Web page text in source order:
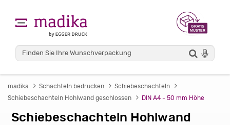
madika Schachteln bedrucken
Schiebeschachteln
Schiebeschachteln Hohlwand geschlossen
DIN A4 - 50 mm Höhe
Schiebeschachteln Hohlwand